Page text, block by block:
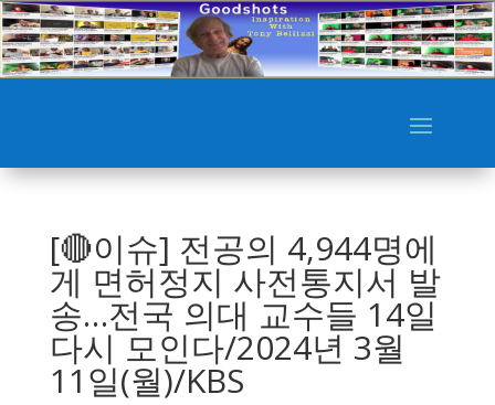
[🔴이슈] 전공의 4,944명에
게 면허정지 사전통지서 발
송…전국 의대 교수들 14일
다시 모인다/2024년 3월
11일(월)/KBS